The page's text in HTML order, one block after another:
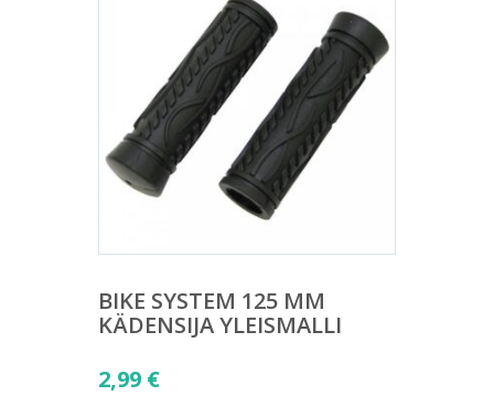
BIKE SYSTEM 125 MM
KÄDENSIJA YLEISMALLI
2,99 €